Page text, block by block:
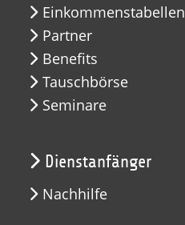
Einkommenstabellen
Partner
Benefits
Tauschbörse
Seminare
Dienstanfänger
Nachhilfe